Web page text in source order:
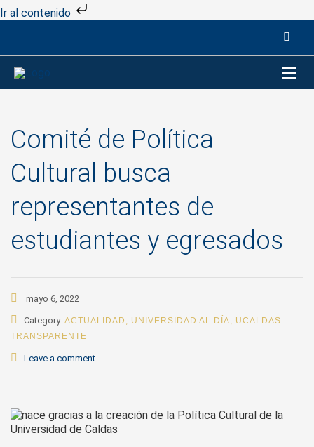
Ir al contenido
Comité de Política
Cultural busca
representantes de
estudiantes y egresados
mayo 6, 2022
Category: ACTUALIDAD , UNIVERSIDAD AL DÍA, UCALDAS
TRANSPARENTE
Leave a comment